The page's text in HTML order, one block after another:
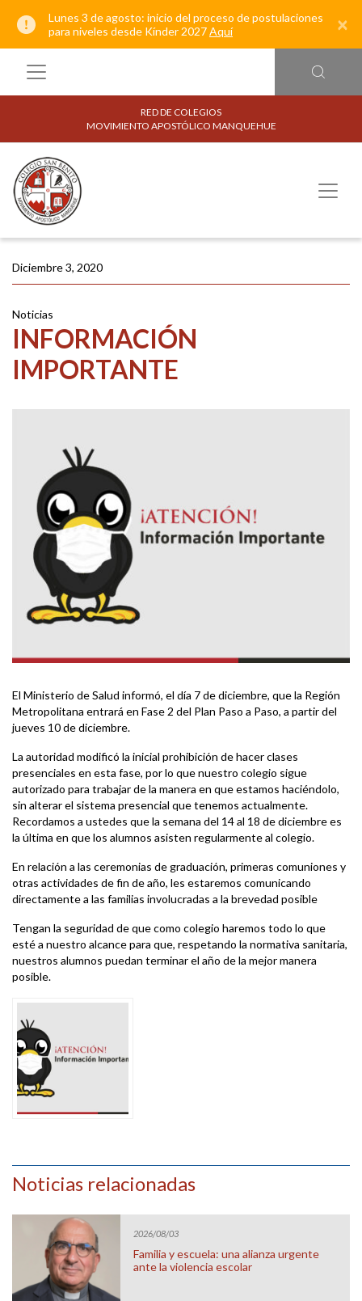
Lunes 3 de agosto: inicio del proceso de postulaciones
para niveles desde Kínder 2027Aquí ×
RED DE COLEGIOS
MOVIMIENTO APOSTÓLICO MANQUEHUE
Diciembre 3, 2020
Noticias
INFORMACIÓN
IMPORTANTE
El Ministerio de Salud informó, el día 7 de diciembre, que la Región
Metropolitana entrará en Fase 2 del Plan Paso a Paso, a partir del
jueves 10 de diciembre.
La autoridad modificó la inicial prohibición de hacer clases
presenciales en esta fase, por lo que nuestro colegio sigue
autorizado para trabajar de la manera en que estamos haciéndolo,
sin alterar el sistema presencial que tenemos actualmente.
Recordamos a ustedes que la semana del 14 al 18 de diciembre es
la última en que los alumnos asisten regularmente al colegio.
En relación a las ceremonias de graduación, primeras comuniones y
otras actividades de fin de año, les estaremos comunicando
directamente a las familias involucradas a la brevedad posible
Tengan la seguridad de que como colegio haremos todo lo que
esté a nuestro alcance para que, respetando la normativa sanitaria,
nuestros alumnos puedan terminar el año de la mejor manera
posible.
Noticias relacionadas
2026/08/03
Familia y escuela: una alianza urgente
ante la violencia escolar